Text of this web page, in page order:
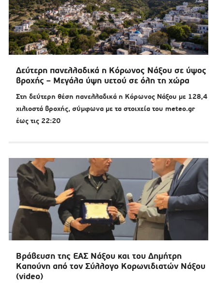
Δεύτερη πανελλαδικά η Κόρωνος Νάξου σε ύψος
βροχής – Μεγάλα ύψη υετού σε όλη τη χώρα
Στη δεύτερη θέση πανελλαδικά η Κόρωνος Νάξου με 128,4
χιλιοστά βροχής, σύμφωνα με τα στοιχεία του meteo.gr
έως τις 22:20
Βράβευση της ΕΑΣ Νάξου και του Δημήτρη
Καπούνη από τον Σύλλογο Κορωνιδιατών Νάξου
(video)